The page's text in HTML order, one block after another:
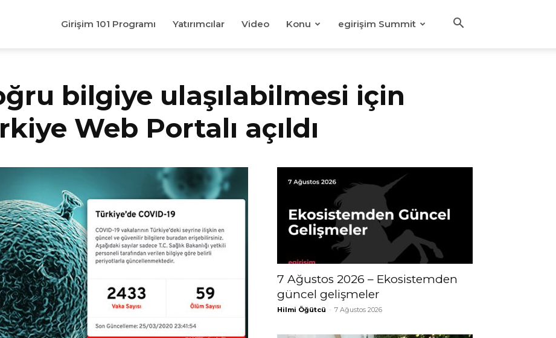
Girişim 101 Programı Yatırımcılar Video Konu egirişim Summit
bilgiye ulaşılabilmesi için
Web Portalı açıldı
7 Ağustos 2026 – Ekosistemden
güncel gelişmeler
Hilmi Öğütcü - 7 Ağustos 2026